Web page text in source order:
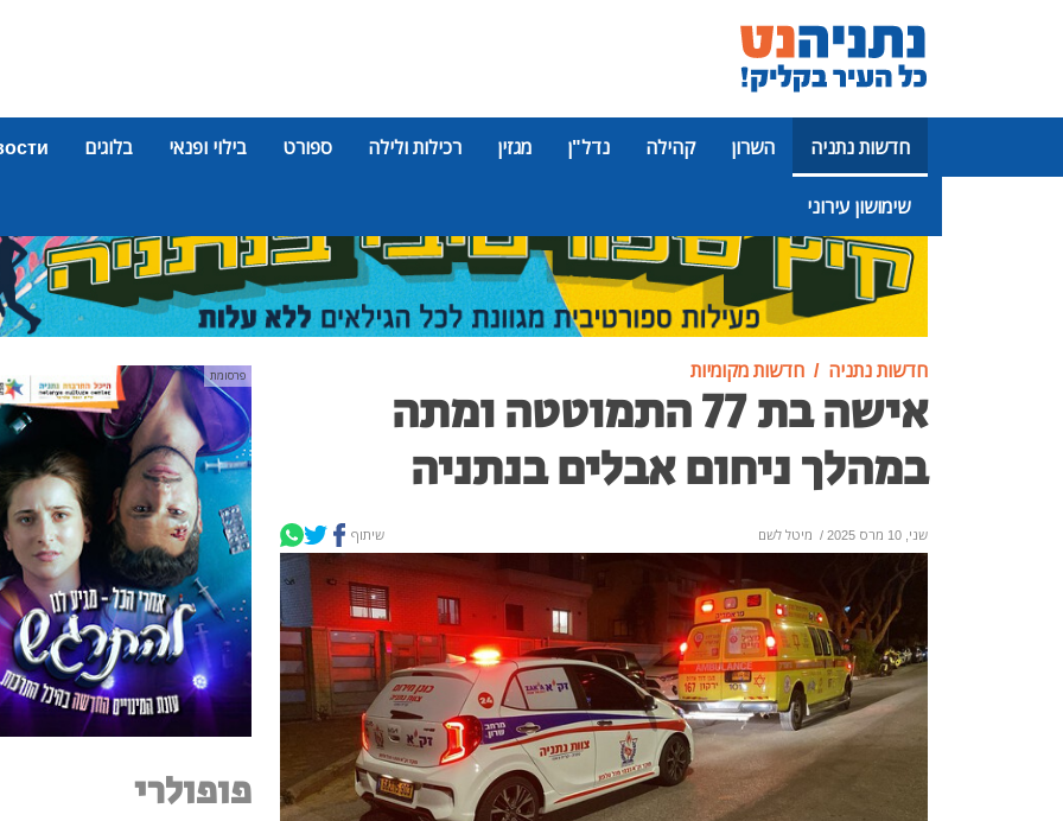
חדשות נתניה השרון קהילה נדל"ן מגזין רכילות ולילה ספורט בילוי ופנאי בלוגים
שימושון עירוני
פרסומת
חדשות נתניה חדשות מקומיות
אישה בת 77 התמוטטה ומתה
במהלך ניחום אבלים בנתניה
שני, 10 מרס 2025 / מיטל לשם שיתוף
פרסומת
פופולרי